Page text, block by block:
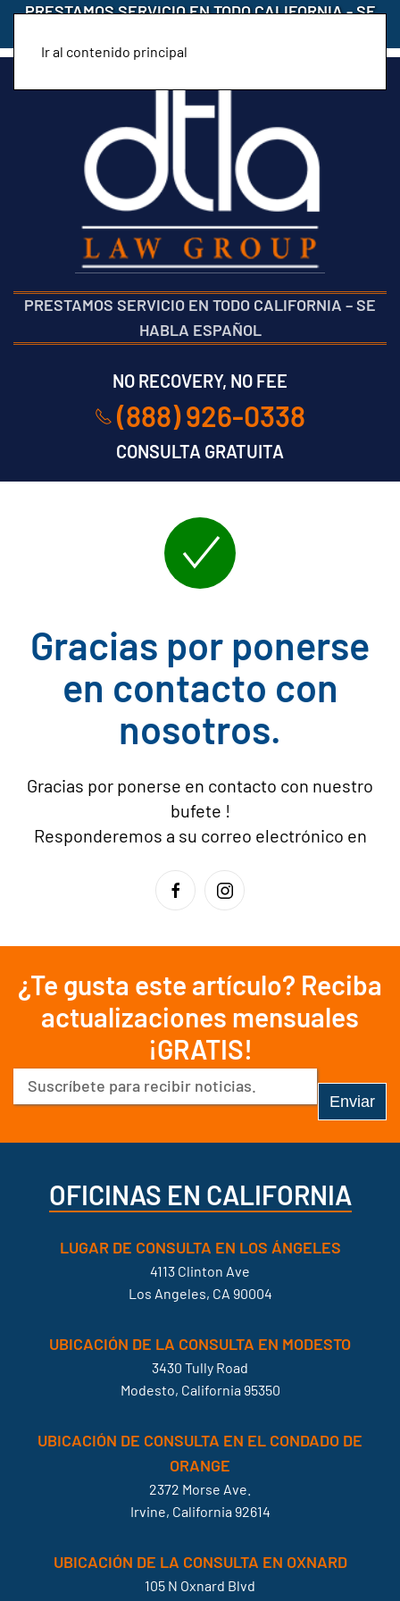
Ir al contenido principal
PRESTAMOS SERVICIO EN TODO CALIFORNIA-SE
PRESTAMOS SERVICIO EN TODO CALIFORNIA –SE
HABLA ESPAÑOL
NO RECOVERY, NO FEE
(888) 926-0338
CONSULTA GRATUITA
Gracias por ponerse
en contacto con
nosotros.
Gracias por ponerse en contacto con nuestro
bufete !
Responderemos a su correo electrónico en
¿Te gusta este artículo? Reciba
actualizaciones mensuales
¡GRATIS!
Correo
electrónico
OFICINAS EN CALIFORNIA
LUGAR DE CONSULTA EN LOS ÁNGELES
4113 Clinton Ave
Los Angeles, CA 90004
UBICACIÓN DE LA CONSULTA EN MODESTO
3430 Tully Road
Modesto, California 95350
UBICACIÓN DE CONSULTA EN EL CONDADO DE
ORANGE
2372 Morse Ave.
Irvine, California 92614
UBICACIÓN DE LA CONSULTA EN OXNARD
105 N Oxnard Blvd